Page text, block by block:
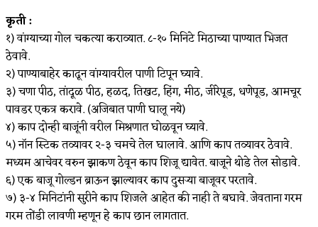
कृती :
१) वांग्याच्या गोल चकत्या कराव्यात. ८-१० मिनिटे मिठाच्या पाण्यात भिजत
ठेवावे.
२) पाण्याबाहेर काढून वांग्यावरील पाणी टिपून घ्यावे.
३) चणा पीठ, तांदूळ पीठ, हळद, तिखट, हिंग, मीठ, जीरेपूड, धणेपूड, आमचूर
पावडर एकत्र करावे. (अजिबात पाणी घालू नये)
४) काप दोन्ही बाजूंनी वरील मिश्रणात घोळवून घ्यावे.
५) नॉन स्टिक तव्यावर २-३ चमचे तेल घालावे. आणि काप तव्यावर ठेवावे.
मध्यम आचेवर वरुन झाकण ठेवून काप शिजू द्यावेत. बाजूने थोडे तेल सोडावे.
६) एक बाजू गोल्डन ब्राऊन झाल्यावर काप दुसर्‍या बाजूवर परतावे.
७) ३-४ मिनिटांनी सुरीने काप शिजले आहेत की नाही ते बघावे. जेवताना गरम
गरम तोंडी लावणी म्हणून हे काप छान लागतात.